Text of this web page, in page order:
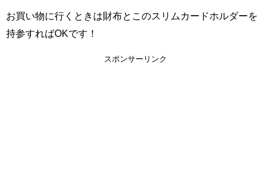
お買い物に行くときは財布とこのスリムカードホルダーを
持参すればOKです！
スポンサーリンク